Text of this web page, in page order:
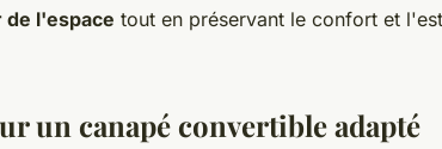
l'espace tout en préservant le confort et
un canapé convertible adapté